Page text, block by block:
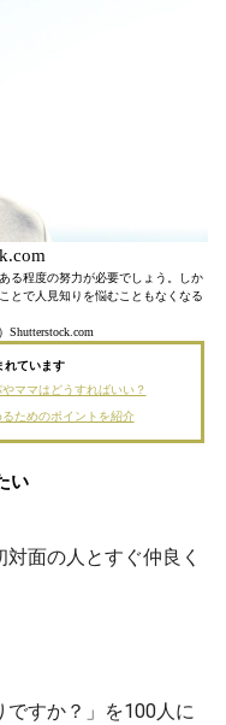
る程度の努力が必要でしょう。しか
とで人見知りを悩むこともなくなる
Shutterstock.com
れています
ママはどうすればいい？
ためのポイントを紹介
い
面の人とすぐ仲良く
ですか？」を100人に